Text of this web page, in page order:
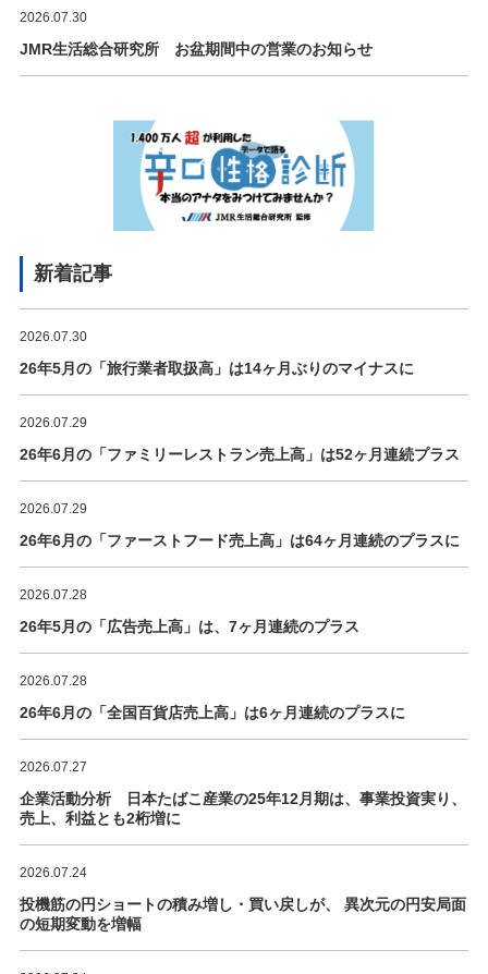
2026.07.30
JMR生活総合研究所 お盆期間中の営業のお知らせ
新着記事
2026.07.30
26年5月の「旅行業者取扱高」は14ヶ月ぶりのマイナスに
2026.07.29
26年6月の「ファミリーレストラン売上高」は52ヶ月連続プラス
2026.07.29
26年6月の「ファーストフード売上高」は64ヶ月連続のプラスに
2026.07.28
26年5月の「広告売上高」は、7ヶ月連続のプラス
2026.07.28
26年6月の「全国百貨店売上高」は6ヶ月連続のプラスに
2026.07.27
企業活動分析 日本たばこ産業の25年12月期は、事業投資実り、
売上、利益とも2桁増に
2026.07.24
投機筋の円ショートの積み増し・買い戻しが、 異次元の円安局面
の短期変動を増幅